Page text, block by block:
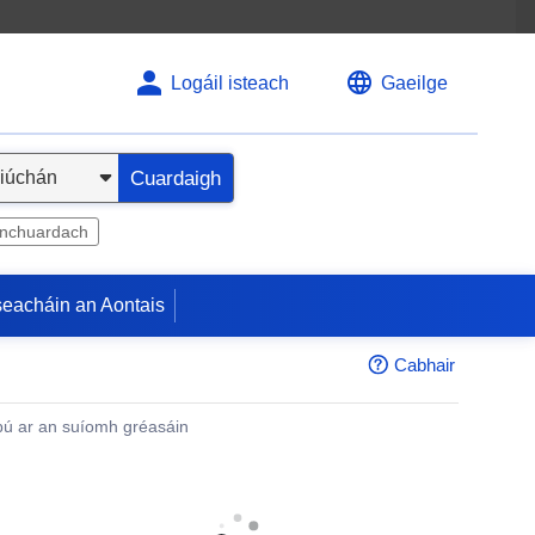
Logáil isteach Gaeilge
Cuardaigh
an Aontais
Cabhair
ar an suíomh gréasáin